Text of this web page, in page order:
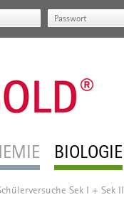
BIOLOGIE
Sek I + Sek II